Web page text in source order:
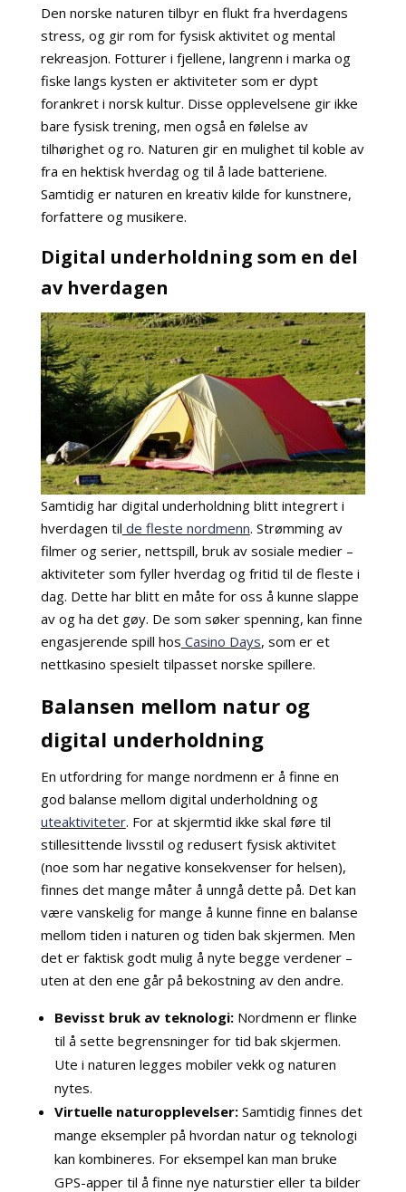
Den norske naturen tilbyr en flukt fra hverdagens
stress, og gir rom for fysisk aktivitet og mental
rekreasjon. Fotturer i fjellene, langrenn i marka og
fiske langs kysten er aktiviteter som er dypt
forankret i norsk kultur. Disse opplevelsene gir ikke
bare fysisk trening, men også en følelse av
tilhørighet og ro. Naturen gir en mulighet til koble av
fra en hektisk hverdag og til å lade batteriene.
Samtidig er naturen en kreativ kilde for kunstnere,
forfattere og musikere.
Digital underholdning som en del
av hverdagen
Samtidig har digital underholdning blitt integrert i
hverdagen til de fleste nordmenn. Strømming av
filmer og serier, nettspill, bruk av sosiale medier –
aktiviteter som fyller hverdag og fritid til de fleste i
dag. Dette har blitt en måte for oss å kunne slappe
av og ha det gøy. De som søker spenning, kan finne
engasjerende spill hos Casino Days, som er et
nettkasino spesielt tilpasset norske spillere.
Balansen mellom natur og
digital underholdning
En utfordring for mange nordmenn er å finne en
god balanse mellom digital underholdning og
uteaktiviteter. For at skjermtid ikke skal føre til
stillesittende livsstil og redusert fysisk aktivitet
(noe som har negative konsekvenser for helsen),
finnes det mange måter å unngå dette på. Det kan
være vanskelig for mange å kunne finne en balanse
mellom tiden i naturen og tiden bak skjermen. Men
det er faktisk godt mulig å nyte begge verdener –
uten at den ene går på bekostning av den andre.
Bevisst bruk av teknologi: Nordmenn er flinke
til å sette begrensninger for tid bak skjermen.
Ute i naturen legges mobiler vekk og naturen
nytes.
Virtuelle naturopplevelser: Samtidig finnes det
mange eksempler på hvordan natur og teknologi
kan kombineres. For eksempel kan man bruke
GPS-apper til å finne nye naturstier eller ta bilder